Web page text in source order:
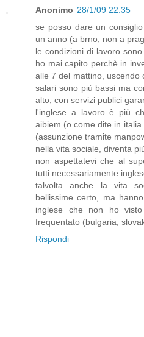
Anonimo 28/1/09 22:35
se posso dare un
un anno (a brno, non a
le condizioni di lavoro
ho mai capito perchè in
alle 7 del mattino, uscendo
salari sono più bassi ma
alto, con servizi publici
l'inglese a lavoro è più
aibiem (o come dite in
(assunzione tramite
nella vita sociale, diventa
non aspettatevi che al
tutti necessariamente
talvolta anche la vita
bellissime certo, ma
inglese che non ho
frequentato (bulgaria,
Rispondi